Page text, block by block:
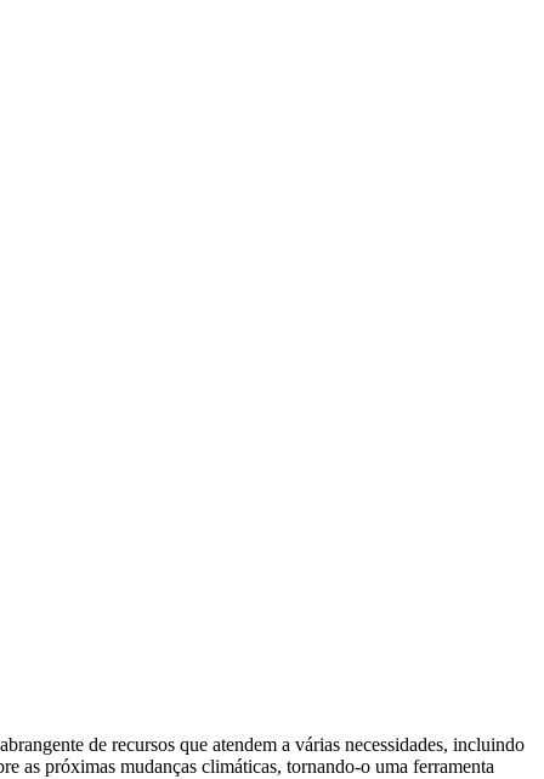
de recursos que atendem a várias necessidades, incluindo
as próximas mudanças climáticas, tornando-o uma ferramenta